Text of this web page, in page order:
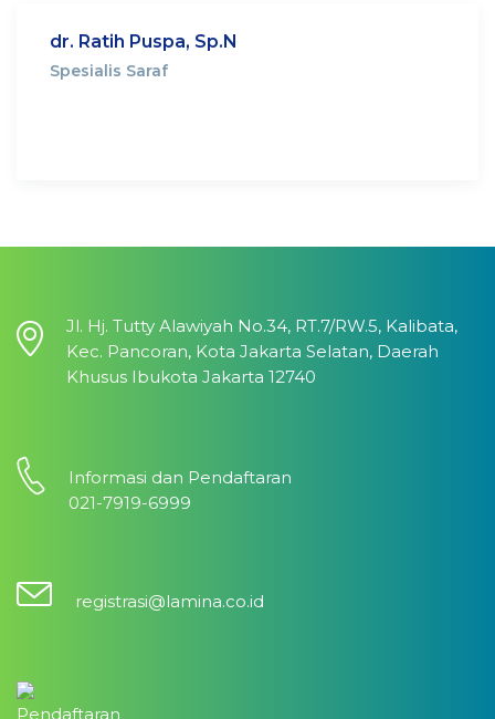
dr. Ratih Puspa, Sp.N
Spesialis Saraf
Jl. Hj. Tutty Alawiyah No.34, RT.7/RW.5, Kalibata,
Kec. Pancoran, Kota Jakarta Selatan, Daerah
Khusus Ibukota Jakarta 12740
Informasi dan Pendaftaran
021-7919-6999
registrasi@lamina.co.id